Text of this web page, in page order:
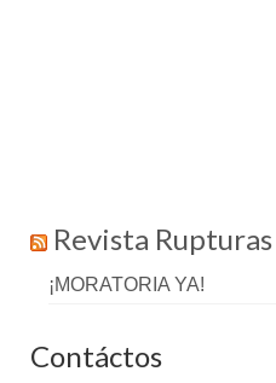
Revista Rupturas
¡MORATORIA YA!
Contáctos